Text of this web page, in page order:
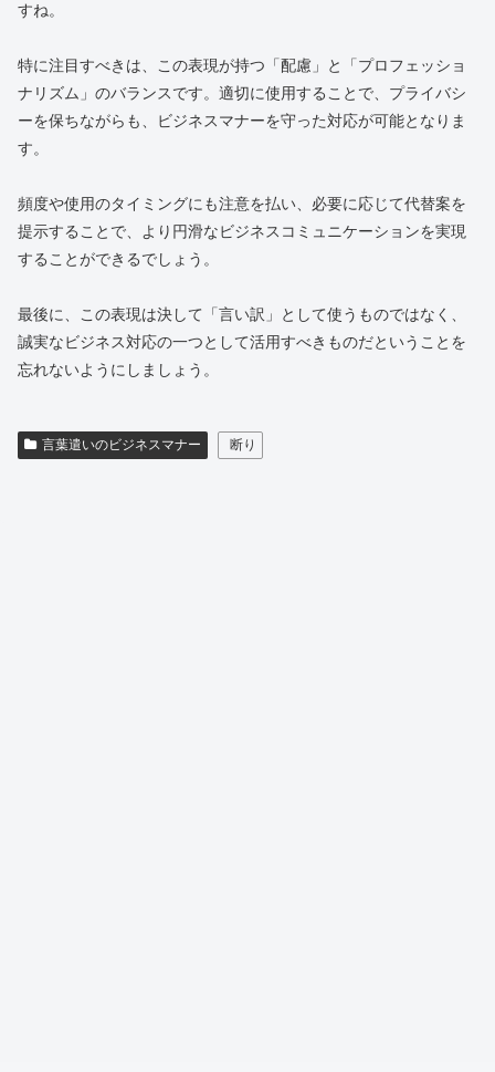
すね。
特に注目すべきは、この表現が持つ「配慮」と「プロフェッショ
ナリズム」のバランスです。適切に使用することで、プライバシ
ーを保ちながらも、ビジネスマナーを守った対応が可能となりま
す。
頻度や使用のタイミングにも注意を払い、必要に応じて代替案を
提示することで、より円滑なビジネスコミュニケーションを実現
することができるでしょう。
最後に、この表現は決して「言い訳」として使うものではなく、
誠実なビジネス対応の一つとして活用すべきものだということを
忘れないようにしましょう。
言葉遣いのビジネスマナー 断り